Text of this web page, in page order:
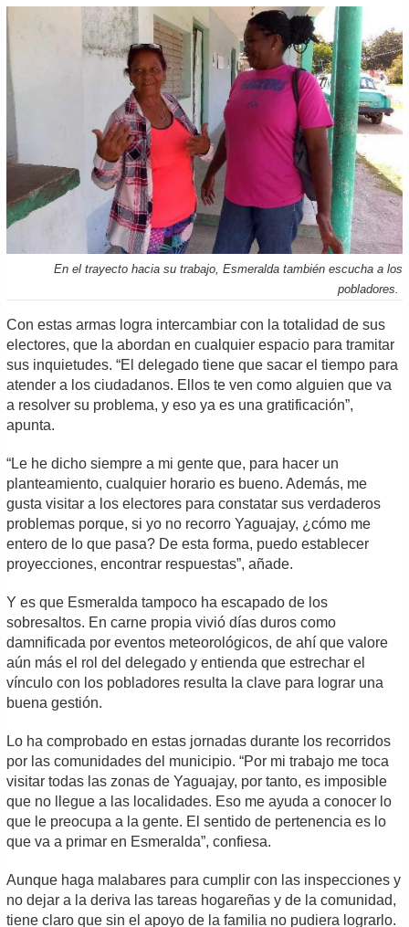
En el trayecto hacia su trabajo, Esmeralda también escucha a los
pobladores.
Con estas armas logra intercambiar con la totalidad de sus
electores, que la abordan en cualquier espacio para tramitar
sus inquietudes. “El delegado tiene que sacar el tiempo para
atender a los ciudadanos. Ellos te ven como alguien que va
a resolver su problema, y eso ya es una gratificación”,
apunta.
“Le he dicho siempre a mi gente que, para hacer un
planteamiento, cualquier horario es bueno. Además, me
gusta visitar a los electores para constatar sus verdaderos
problemas porque, si yo no recorro Yaguajay, ¿cómo me
entero de lo que pasa? De esta forma, puedo establecer
proyecciones, encontrar respuestas”, añade.
Y es que Esmeralda tampoco ha escapado de los
sobresaltos. En carne propia vivió días duros como
damnificada por eventos meteorológicos, de ahí que valore
aún más el rol del delegado y entienda que estrechar el
vínculo con los pobladores resulta la clave para lograr una
buena gestión.
Lo ha comprobado en estas jornadas durante los recorridos
por las comunidades del municipio. “Por mi trabajo me toca
visitar todas las zonas de Yaguajay, por tanto, es imposible
que no llegue a las localidades. Eso me ayuda a conocer lo
que le preocupa a la gente. El sentido de pertenencia es lo
que va a primar en Esmeralda”, confiesa.
Aunque haga malabares para cumplir con las inspecciones y
no dejar a la deriva las tareas hogareñas y de la comunidad,
tiene claro que sin el apoyo de la familia no pudiera lograrlo.